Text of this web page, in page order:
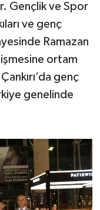
Gençlik ve Spor
ve genç
Ramazan
ortam
genç
genelinde